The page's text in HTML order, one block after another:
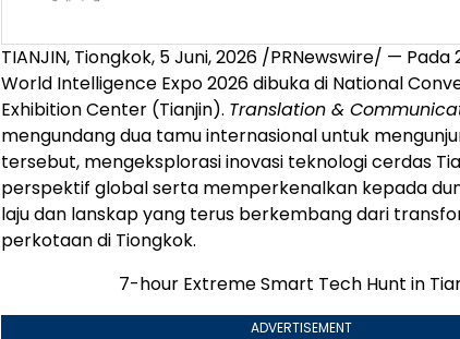
TIANJIN, Tiongkok, 5 Juni, 2026 /PRNewswire/ — Pada
World Intelligence Expo 2026 dibuka di National
Exhibition Center (Tianjin). Translation &
mengundang dua tamu internasional untuk
tersebut, mengeksplorasi inovasi teknologi cerdas
perspektif global serta memperkenalkan kepada
laju dan lanskap yang terus berkembang dari
perkotaan di Tiongkok.
7-hour Extreme Smart Tech Hunt in
ADVERTISEMENT